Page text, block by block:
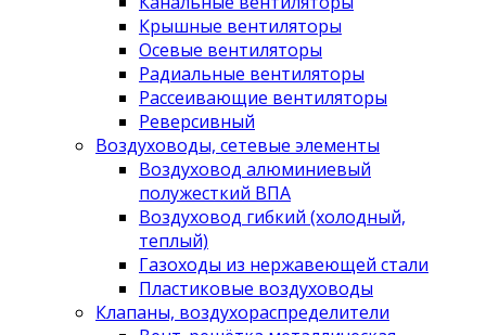
Крышные вентиляторы
Осевые вентиляторы
Радиальные вентиляторы
Рассеивающие вентиляторы
Реверсивный
Воздуховоды, сетевые элементы
Воздуховод алюминиевый
полужесткий ВПА
Воздуховод гибкий (холодный,
теплый)
Газоходы из нержавеющей стали
Пластиковые воздуховоды
Клапаны, воздухораспределители